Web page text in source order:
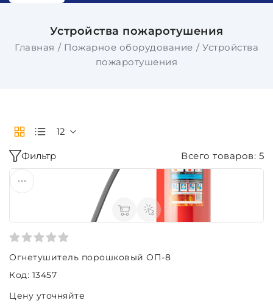
Устройства пожаротушения
Главная Пожарное оборудование
Устройства
пожаротушения
Фильтр Всего товаров: 5
12
Огнетушитель порошковый ОП-8
Код: 13457
Цену уточняйте